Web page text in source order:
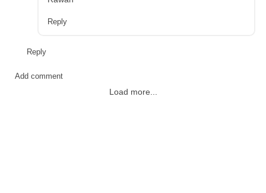
Reply
Reply
Add comment
Load more...